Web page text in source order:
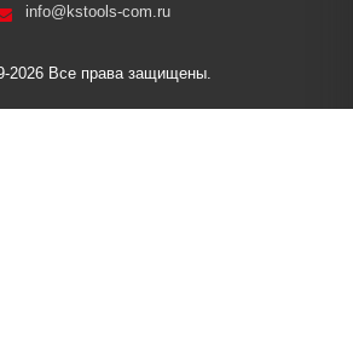
info@kstools-com.ru
2026 Все права защищены.